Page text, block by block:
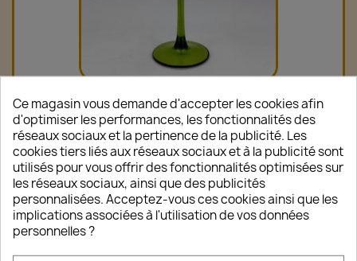
Verre Alsace (pied Vert)
12,00 €
favorite_border
Ce magasin vous demande d'accepter les cookies afin
d'optimiser les performances, les fonctionnalités des
réseaux sociaux et la pertinence de la publicité. Les
cookies tiers liés aux réseaux sociaux et à la publicité sont
utilisés pour vous offrir des fonctionnalités optimisées sur
les réseaux sociaux, ainsi que des publicités
personnalisées. Acceptez-vous ces cookies ainsi que les
implications associées à l'utilisation de vos données
personnelles ?